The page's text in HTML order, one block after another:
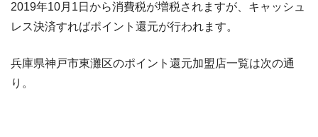
2019年10月1日から消費税が増税されますが、キャッシュ
レス決済すればポイント還元が行われます。
兵庫県神戸市東灘区のポイント還元加盟店一覧は次の通
り。